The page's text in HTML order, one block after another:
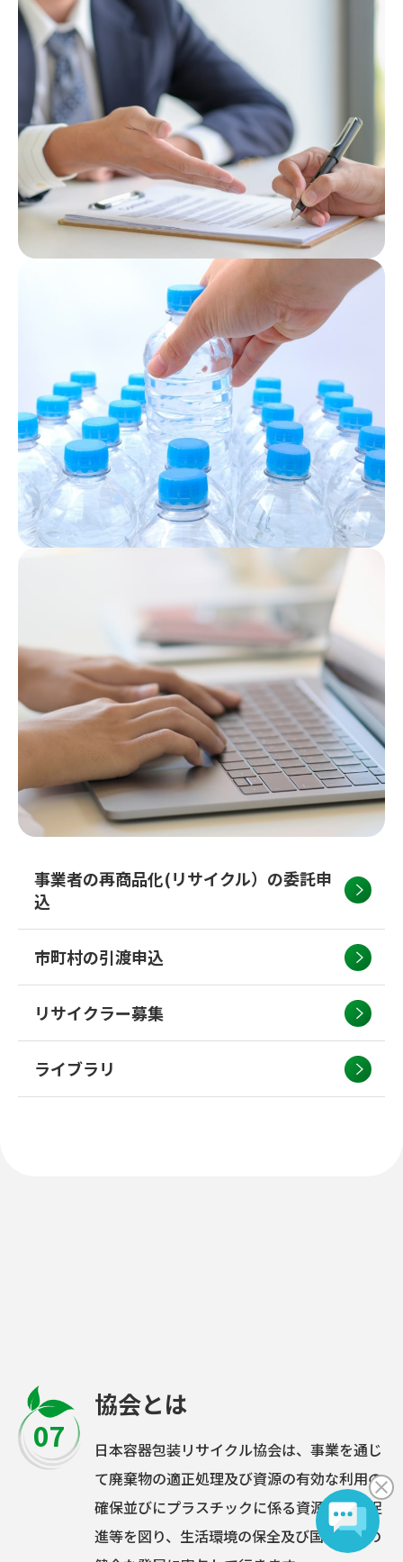
事業者の再商品化(リサイクル）の委託申
込
市町村の引渡申込
リサイクラー募集
ライブラリ
07
協会とは
日本容器包装リサイクル協会は、事業を通じ
て廃棄物の適正処理及び資源の有効な利用の
確保並びにプラスチックに係る資源循環の促
進等を図り、生活環境の保全及び国民経済の